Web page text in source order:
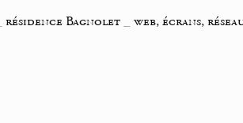
_résidence Bagnolet _web, écrans,